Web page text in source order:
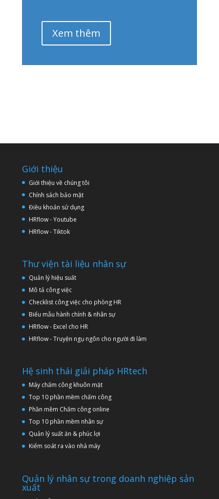
Xem thêm
Giới thiệu
Giới thiệu về chúng tôi
Chính sách bảo mật
Điều khoản sử dụng
HRflow - Youtube
HRflow - Tiktok
Thư viện tài liệu nhân sự
Quản lý hiệu suất
Mô tả công việc
Checklist công việc cho phòng HR
Biểu mẫu hành chính & nhân sự
HRflow - Excel cho HR
HRflow - Truyện ngụ ngôn cho người đi làm
Hệ sinh thái giải pháp HRtech
Máy chấm công khuôn mặt
Top 10 phần mềm chấm công
Phần mềm Chấm công online
Top 10 phần mềm nhân sự
Quản lý suất ăn & phúc lợi
Kiểm soát ra vào nhà máy
Quản lý nhân sự trong doanh nghiệp sản
xuất